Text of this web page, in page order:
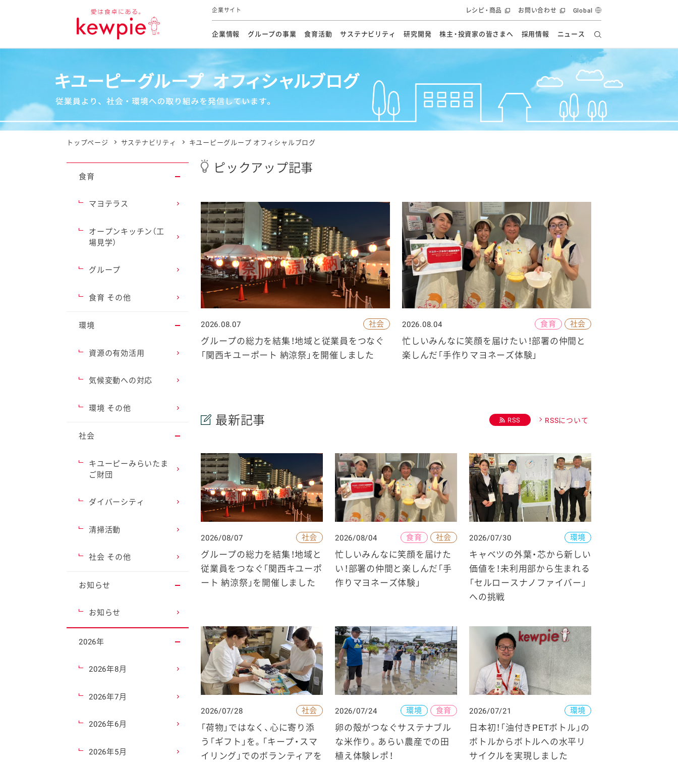
企業サイト
企業情報
トップメッセージ
グループの事業
市販用
ファインケミカル
食育活動
食育活動方針
食をテーマにした講演会 オープンキッチン（工場見学） マヨテラス（見学施設）
海外における食育活動 食に関する情報提供
オフィシャルブログ
サステナビリティ
トップメッセージ
気候変動への対応 生物多様性の保全 食と健康への貢献
持続可能な調達 ガバナンス
各種報告書
イニシアチブ・加盟団体
グループ各社の
統合報告書
研究開発
本部長メッセージ
技術ソリューション 研究開発スタイル 学会発表・論文 イノベーションストーリー
株主・投資家の皆さまへ
個人投資家の皆さまへ
IRライブラリ 株式情報 IRカレンダー
IRよくあるご質問 ディスクロージャーポリシー 電子公告 統合報告書
採用情報 ニュース
レシピ・商品
体験・エンタメ
お客様相談室 病院・施設用商品
ファインケミカル
お問い合わせ Global
ピックアップ記事
社会
2026.08.07
グループの総力を結集！地域と従業員をつなぐ
「関西キユーポート 納涼祭」を開催しました
食育 社会
2026.08.04
忙しいみんなに笑顔を届けたい！部署の仲間と
楽しんだ「手作りマヨネーズ体験」
最新記事 RSS RSSについて
社会
2026/08/07
グループの総力を結集！地域と
従業員をつなぐ「関西キユーポ
ート 納涼祭」を開催しました
食育 社会
2026/08/04
忙しいみんなに笑顔を届けた
い！部署の仲間と楽しんだ「手
作りマヨネーズ体験」
環境
2026/07/30
キャベツの外葉・芯から新しい
価値を！未利用部から生まれる
「セルロースナノファイバー」
への挑戦
社会
2026/07/28
「荷物」ではなく、心に寄り添
う「ギフト」を。「キープ・スマ
イリング」でのボランティアを
環境 食育
2026/07/24
卵の殻がつなぐサステナブル
な米作り。あらい農産での田
植え体験レポ！
環境
2026/07/21
日本初！「油付きPETボトル」の
ボトルからボトルへの水平リ
サイクルを実現しました
食育
マヨテラス
オープンキッチン（工
場見学）
グループ
食育 その他
環境
資源の有効活用
気候変動への対応
環境 その他
社会
キユーピーみらいたま
ご財団
ダイバーシティ
清掃活動
社会 その他
お知らせ
お知らせ
2026年
2026年8月
2026年7月
2026年6月
2026年5月
トップページ サステナビリティ キユーピーグループ オフィシャルブログ